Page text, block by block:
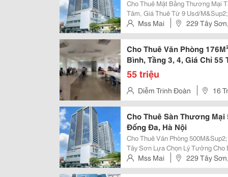
Cho Thuê Mặt Bằng Thương Mại
Tâm, Giá Thuê Từ 9 Usd/M&Sup2; * Tọa Lạc Tại Mặt Tiền 229 Tây Sơn, Đống
Đa, Hà Nội, Mipec 229 Tây Sơn
Thái Hà, Chùa Bộc, Nguyễn...
Mss Mai 229 Tây
Cho Thuê Văn Phòng
Bình, Tầng 3, 4, Giá Chỉ 55
55 triệu
Diễm Trinh Đoàn 16
Cho Thuê Sàn Thương
Đống Đa, Hà Nội
Cho Thuê Văn Phòng
Tây Sơn Lựa Chọn Lý Tưởng Cho Doanh Nghiệp Đang Tìm Kiếm Văn Phòng
Rộng, Chuyên Nghiệp Tại Trung Tâm
500M&Sup2; &Ndash; Mặt Bằng
Mss Mai 229 Tây